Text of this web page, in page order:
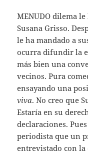
MENUDO dilema
Susana Grisso.
le ha mandado a
ocurra difundir la
más bien una
vecinos. Pura
ensayando una
viva. No creo que
Estaría en su
declaraciones.
periodista que un
entrevistado con